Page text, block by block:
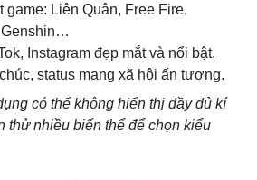
game: Liên Quân, Free Fire,
Genshin…
Instagram đẹp mắt và nổi bật.
status mạng xã hội ấn tượng.
có thể không hiển thị đầy đủ kí
thử nhiều biến thể để chọn kiểu